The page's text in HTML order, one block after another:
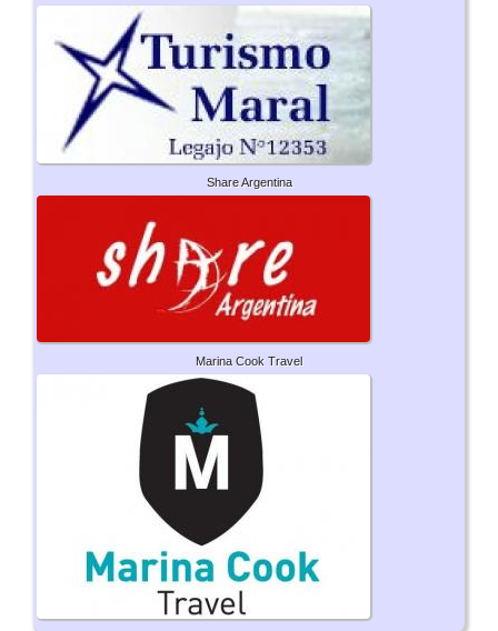
Share Argentina
Marina Cook Travel